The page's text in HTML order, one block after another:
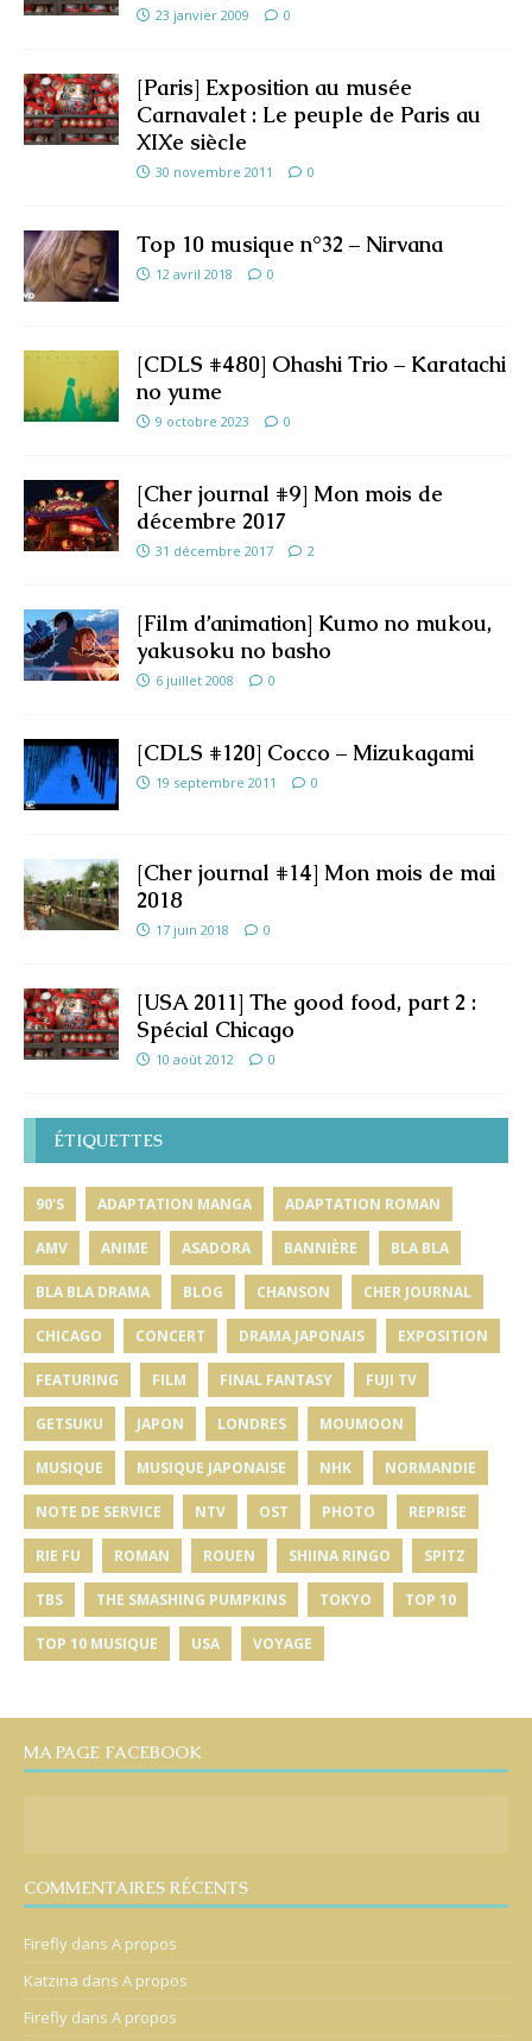
23 janvier 2009 0
[Paris] Exposition au musée
Carnavalet : Le peuple de Paris au
XIXe siècle
30 novembre 2011 0
Top 10 musique n°32 – Nirvana
12 avril 2018 0
[CDLS #480] Ohashi Trio – Karatachi
no yume
9 octobre 2023 0
[Cher journal #9] Mon mois de
décembre 2017
31 décembre 2017 2
[Film d’animation] Kumo no mukou,
yakusoku no basho
6 juillet 2008 0
[CDLS #120] Cocco – Mizukagami
19 septembre 2011 0
[Cher journal #14] Mon mois de mai
2018
17 juin 2018 0
[USA 2011] The good food, part 2 :
Spécial Chicago
10 août 2012 0
ÉTIQUETTES
90'S ADAPTATION MANGA ADAPTATION ROMAN
AMV ANIME ASADORA BANNIÈRE BLA BLA
BLA BLA DRAMA BLOG CHANSON CHER JOURNAL
CHICAGO CONCERT DRAMA JAPONAIS EXPOSITION
FEATURING FILM FINAL FANTASY FUJI TV
GETSUKU JAPON LONDRES MOUMOON
MUSIQUE MUSIQUE JAPONAISE NHK NORMANDIE
NOTE DE SERVICE NTV OST PHOTO REPRISE
RIE FU ROMAN ROUEN SHIINA RINGO SPITZ
TBS THE SMASHING PUMPKINS TOKYO TOP 10
TOP 10 MUSIQUE USA VOYAGE
MA PAGE FACEBOOK
COMMENTAIRES RÉCENTS
Firefly dans A propos
Katzina dans A propos
Firefly dans A propos